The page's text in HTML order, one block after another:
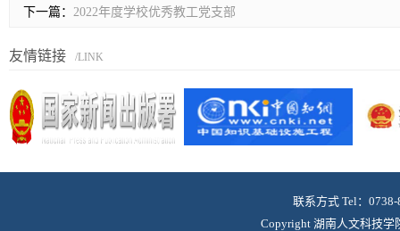
下一篇： 2022年度学校优秀教工党支部
友情链接 /LINK
联系方式 Tel：
Copyright 湖南人文科技学